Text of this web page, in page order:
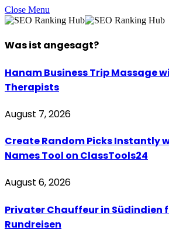
Close Menu
Was ist angesagt?
Hanam Business Trip Massage
Therapists
August 7, 2026
Create Random Picks Instantly
Names Tool on ClassTools24
August 6, 2026
Privater Chauffeur in Südindien
Rundreisen